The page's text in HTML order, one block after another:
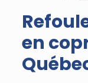
en